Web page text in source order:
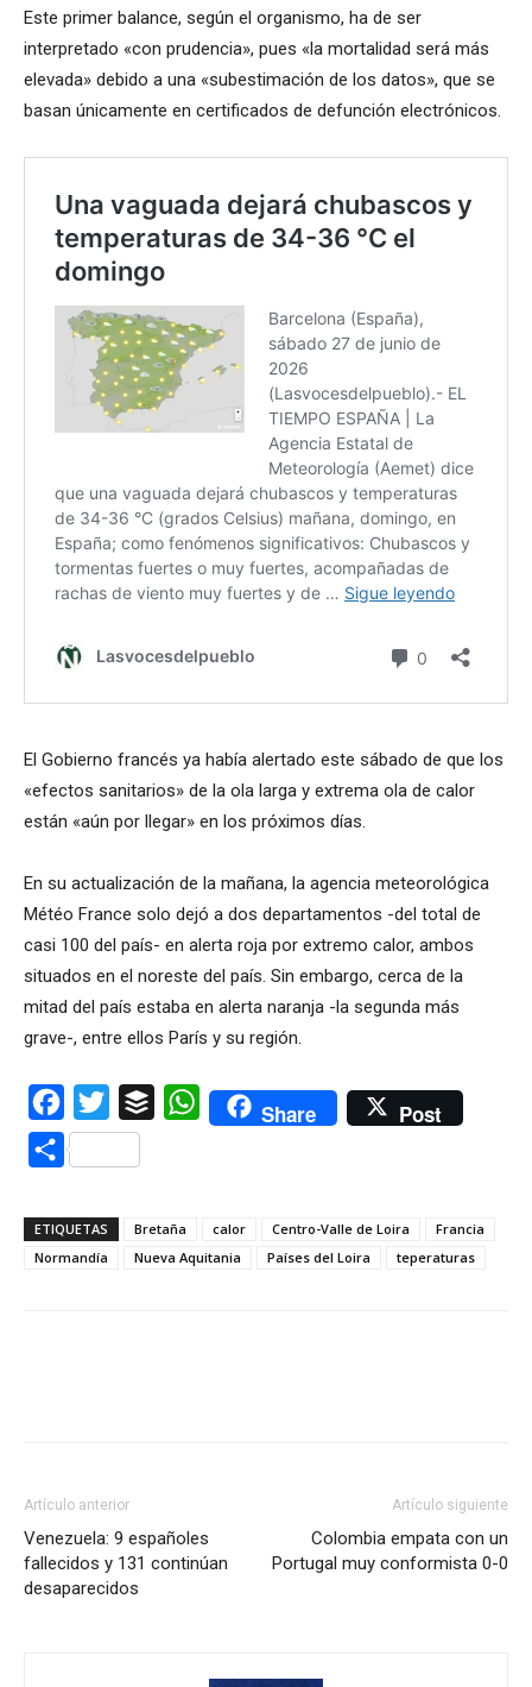
Este primer balance, según el organismo, ha de ser
interpretado «con prudencia», pues «la mortalidad será más
elevada» debido a una «subestimación de los datos», que se
basan únicamente en certificados de defunción electrónicos.
El Gobierno francés ya había alertado este sábado de que los
«efectos sanitarios» de la ola larga y extrema ola de calor
están «aún por llegar» en los próximos días.
En su actualización de la mañana, la agencia meteorológica
Météo France solo dejó a dos departamentos -del total de
casi 100 del país- en alerta roja por extremo calor, ambos
situados en el noreste del país. Sin embargo, cerca de la
mitad del país estaba en alerta naranja -la segunda más
grave-, entre ellos París y su región.
Facebook
Twitter Buffer WhatsAppShare Post
Compartir
ETIQUETAS Bretaña calor Centro-Valle de Loira
Francia
Normandía
Nueva Aquitania Países del Loira teperaturas
Artículo anterior
Venezuela: 9 españoles
fallecidos y 131 continúan
desaparecidos
Artículo siguiente
Colombia empata con un
Portugal muy conformista 0-0